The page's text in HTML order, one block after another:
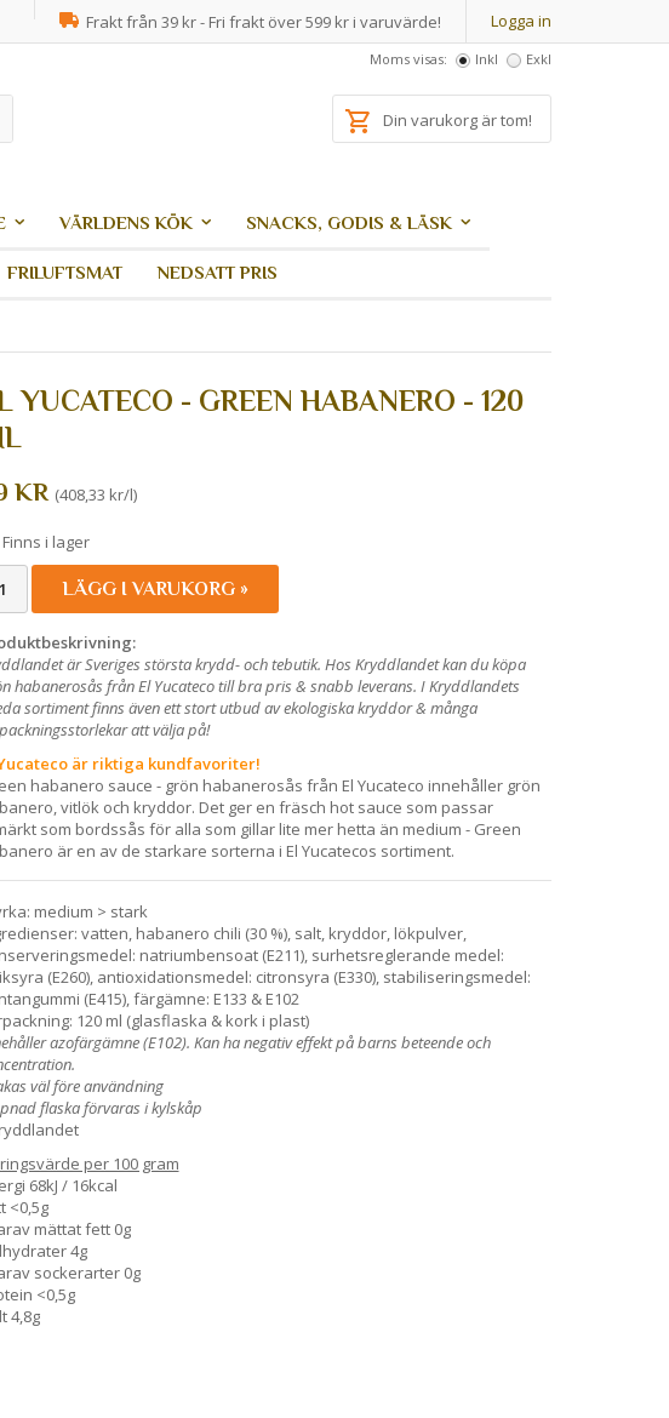
Logga in
Frakt från 39 kr - Fri frakt över 599 kr i varuvärde!
Moms visas: Inkl Exkl
Din varukorg är tom!
VÄRLDENS KÖK SNACKS, GODIS & LÄSK
FRILUFTSMAT NEDSATT PRIS
YUCATECO - GREEN HABANERO - 120
KR (408,33 kr/l)
Finns i lager
LÄGG I VARUKORG »
är Sveriges största krydd- och tebutik. Hos Kryddlandet kan du köpa
habanerosås från El Yucateco till bra pris & snabb leverans. I Kryddlandets
sortiment finns även ett stort utbud av ekologiska kryddor & många
att välja på!
är riktiga kundfavoriter!
habanero sauce - grön habanerosås från El Yucateco innehåller grön
vitlök och kryddor. Det ger en fräsch hot sauce som passar
som bordssås för alla som gillar lite mer hetta än medium - Green
är en av de starkare sorterna i El Yucatecos sortiment.
medium > stark
vatten, habanero chili (30 %), salt, kryddor, lökpulver,
natriumbensoat (E211), surhetsreglerande medel:
(E260), antioxidationsmedel: citronsyra (E330), stabiliseringsmedel:
(E415), färgämne: E133 & E102
120 ml (glasflaska & kork i plast)
azofärgämne (E102). Kan ha negativ effekt på barns beteende och
väl före användning
flaska förvaras i kylskåp
per 100 gram
68kJ / 16kcal
<0,5g
mättat fett 0g
4g
sockerarter 0g
<0,5g
4,8g